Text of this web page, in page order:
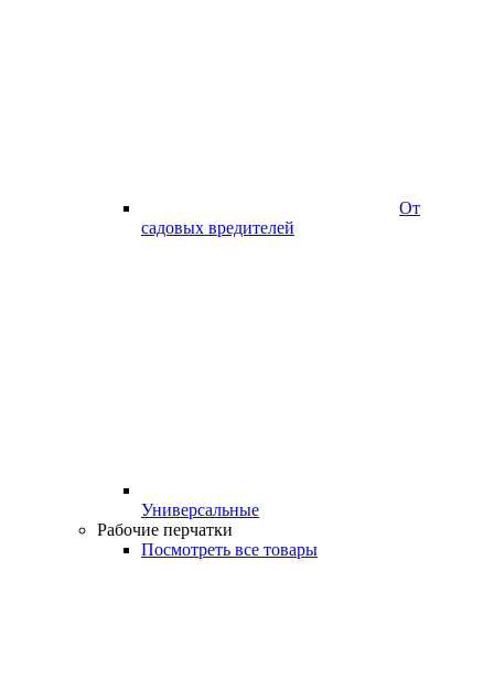
От
садовых вредителей
Универсальные
Рабочие перчатки
Посмотреть все товары